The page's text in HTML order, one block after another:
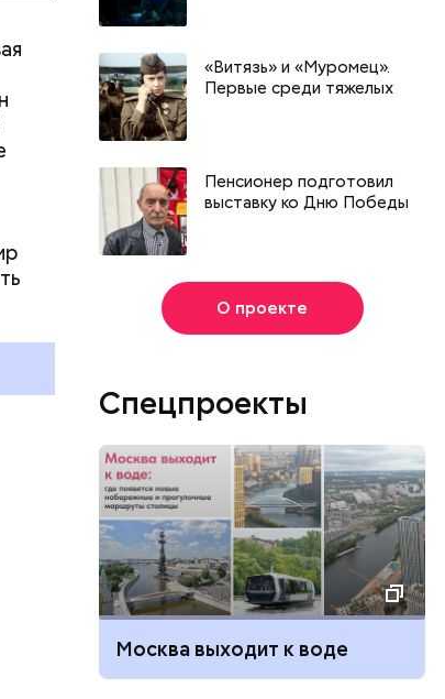
шевеления пальцами ног
Международный день
подкаблучника: какие
отмечают в России
«Витязь» и «Муромец».
Первые среди тяжелых
Пенсионер подготовил
выставку ко Дню Победы
О проекте
Спецпроекты
Москва выходит к воде